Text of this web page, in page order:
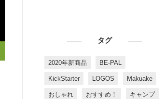
タグ
2020年新商品 BE-PAL
KickStarter LOGOS Makuake
おしゃれ おすすめ！ キャンプ